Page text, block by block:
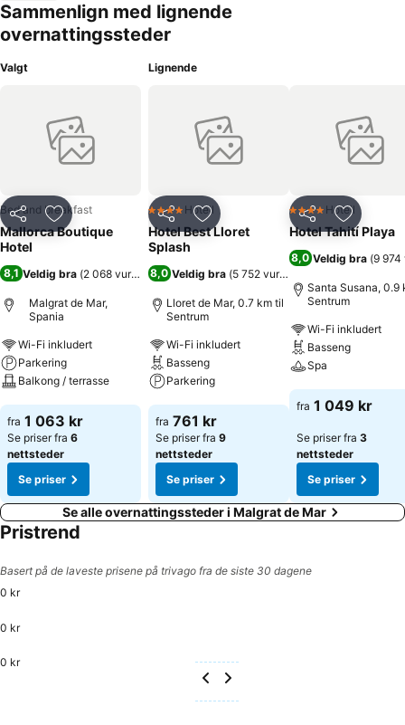
Sammenlign med lignende
overnattingssteder
Valgt
Del Legg til i favoritter
Bed and breakfast
Mallorca Boutique
Hotel
8,1 Veldig bra (2 068 vurderinger)
Malgrat de Mar,
Spania
Wi-Fi inkludert
Parkering
Balkong / terrasse
Se priser
fra 1 063 kr
Se priser fra 6
nettsteder
Se priser
Lignende
Del Legg til i favoritter
4 StjernerHotell
Hotel Best Lloret
Splash
8,0 Veldig bra (5 752 vurderinger
Lloret de Mar, 0.7 km til
Sentrum
Wi-Fi inkludert
Basseng
Parkering
Se priser
fra 761 kr
Se priser fra 9
nettsteder
Se priser
Del Legg til
4 StjernerHotell
Hotel Tahití Playa
8,0 Veldig bra (9 974
Santa Susana, 0.9
Sentrum
Wi-Fi inkludert
Basseng
Spa
Se priser
fra 1 049 kr
Se priser fra 3
nettsteder
Se priser
Se alle overnattingssteder i Malgrat de Mar
Pristrend
Basert på de laveste prisene på trivago fra de siste 30 dagene
0 kr
0 kr
0 kr